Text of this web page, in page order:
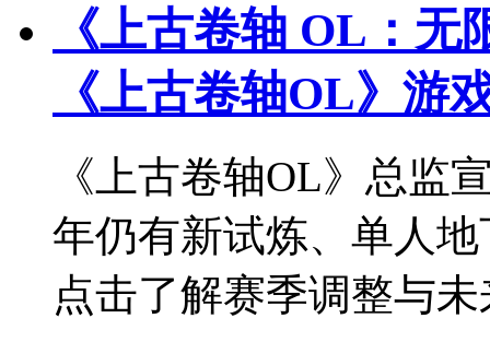
《上古卷轴 OL：
《上古卷轴OL》游
《上古卷轴OL》总监
年仍有新试炼、单人
点击了解赛季调整与